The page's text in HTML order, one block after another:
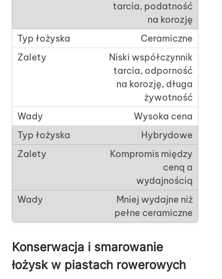
tarcia, podatność
na korozję
Ceramiczne
Niski współczynnik
tarcia, odporność
na korozję, długa
żywotność
Wysoka cena
Hybrydowe
Kompromis między
ceną a
wydajnością
Mniej wydajne niż
pełne ceramiczne
Konserwacja i smarowanie
łożysk w piastach rowerowych